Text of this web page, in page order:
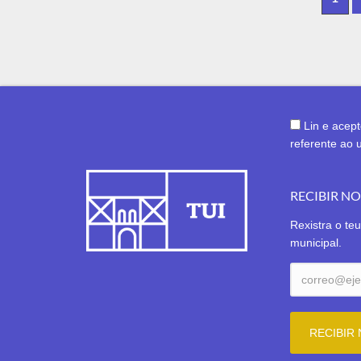
Lin e
referente ao
RECIBIR
Rexistra o
municipal.